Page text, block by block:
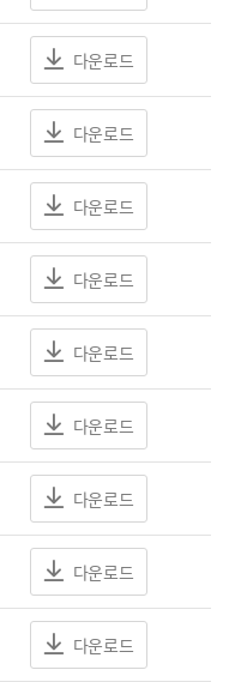
다운로드
다운로드
다운로드
다운로드
다운로드
다운로드
다운로드
다운로드
다운로드